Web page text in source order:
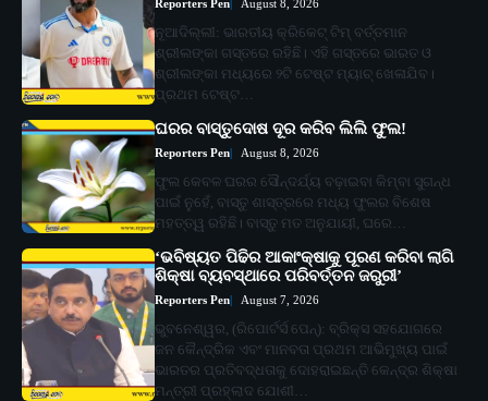
Reporters Pen August 8, 2026
ନୂଆଦିଲ୍ଲୀ: ଭାରତୀୟ କ୍ରିକେଟ୍ ଟିମ୍ ବର୍ତ୍ତମାନ
ଶ୍ରୀଲଙ୍କା ଗସ୍ତରେ ରହିଛି। ଏହି ଗସ୍ତରେ ଭାରତ ଓ
ଶ୍ରୀଲଙ୍କା ମଧ୍ୟରେ ୨ଟି ଟେଷ୍ଟ ମ୍ୟାଚ୍ ଖେଳାଯିବ।
ପ୍ରଥମ ଟେଷ୍ଟ…
ଘରର ବାସ୍ତୁଦୋଷ ଦୂର କରିବ ଲିଲି ଫୁଲ!
Reporters Pen August 8, 2026
ଫୁଲ କେବଳ ଘରର ସୌନ୍ଦର୍ଯ୍ୟ ବଢ଼ାଇବା କିମ୍ବା ସୁଗନ୍ଧ
ପାଇଁ ନୁହେଁ, ବାସ୍ତୁ ଶାସ୍ତ୍ରରେ ମଧ୍ୟ ଫୁଲର ବିଶେଷ
ମହତ୍ତ୍ୱ ରହିଛି। ବାସ୍ତୁ ମତ ଅନୁଯାୟୀ, ଘରେ…
‘ଭବିଷ୍ୟତ ପିଢିର ଆକାଂକ୍ଷାକୁ ପୂରଣ କରିବା ଲାଗି
ଶିକ୍ଷା ବ୍ୟବସ୍ଥାରେ ପରିବର୍ତ୍ତନ ଜରୁରୀ’
Reporters Pen August 7, 2026
ଭୁବନେଶ୍ୱର, (ରିପୋର୍ଟର୍ସ ପେନ୍‌): ବ୍ରିକ୍ସ ସହଯୋଗରେ
ଜନ କୈନ୍ଦ୍ରିକ ଏବଂ ମାନବତା ପ୍ରଥମ ଆଭିମୁଖ୍ୟ ପାଇଁ
ଭାରତର ପ୍ରତିବଦ୍ଧତାକୁ ଦୋହରାଇଛନ୍ତି କେନ୍ଦ୍ର ଶିକ୍ଷା
ମନ୍ତ୍ରୀ ପ୍ରହ୍ଲାଦ ଯୋଶୀ…